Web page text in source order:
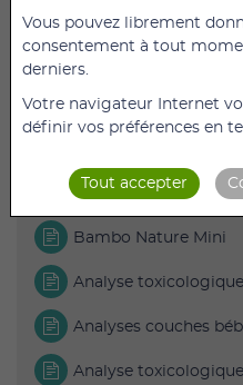
Fabriquées au Danemark
Posséde le Label
FICHES TECHNIQUES
Bambo Nature Mini
Analyse
Analyses couches
Analyse
Vous pouvez librement
consentement à tout
derniers.
Votre navigateur Internet
définir vos préférences en
Tout accepter